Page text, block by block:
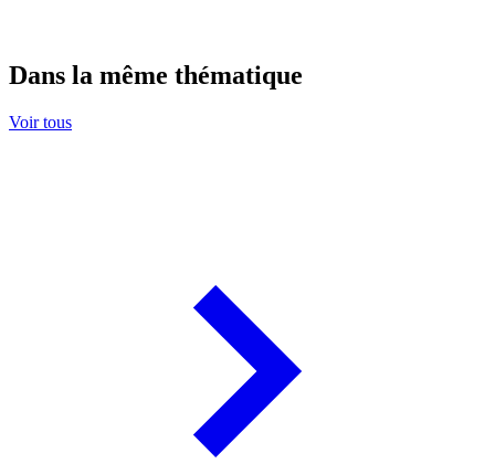
Dans la même thématique
Voir tous